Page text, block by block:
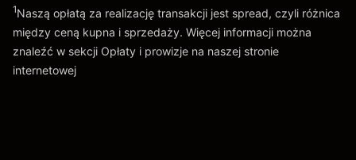
Idź do platformy
Opłaty i Prowizje
1Naszą opłatą za realizację transakcji jest spread, czyli różnica
między ceną kupna i sprzedaży. Więcej informacji można
znaleźć w sekcji Opłaty i prowizje na naszej stronie
internetowej